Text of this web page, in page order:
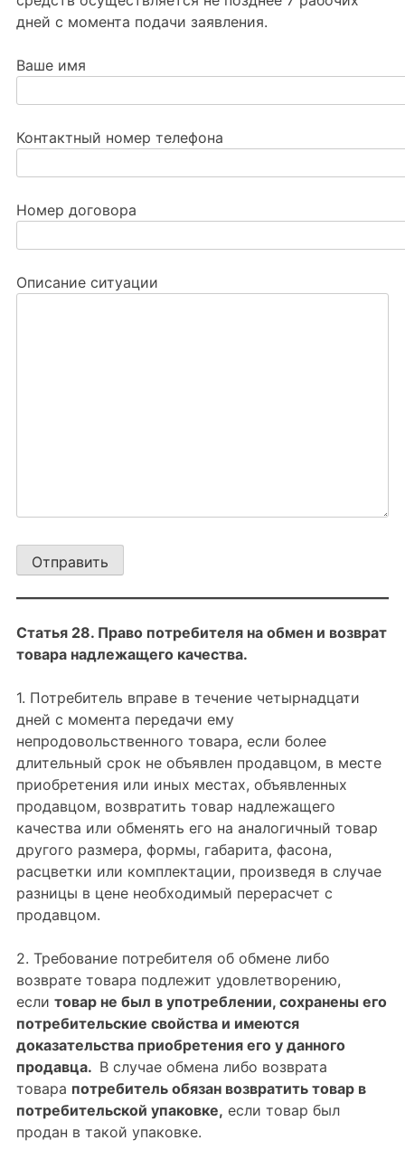
дней с момента подачи заявления.
Ваше имя
Контактный номер телефона
Номер договора
Описание ситуации
Статья 28. Право потребителя на обмен и возврат
товара надлежащего качества.
1. Потребитель вправе в течение четырнадцати
дней с момента передачи ему
непродовольственного товара, если более
длительный срок не объявлен продавцом, в месте
приобретения или иных местах, объявленных
продавцом, возвратить товар надлежащего
качества или обменять его на аналогичный товар
другого размера, формы, габарита, фасона,
расцветки или комплектации, произведя в случае
разницы в цене необходимый перерасчет с
продавцом.
2. Требование потребителя об обмене либо
возврате товара подлежит удовлетворению,
если товар не был в употреблении, сохранены его
потребительские свойства и имеются
доказательства приобретения его у данного
продавца. В случае обмена либо возврата
товара потребитель обязан возвратить товар в
потребительской упаковке, если товар был
продан в такой упаковке.